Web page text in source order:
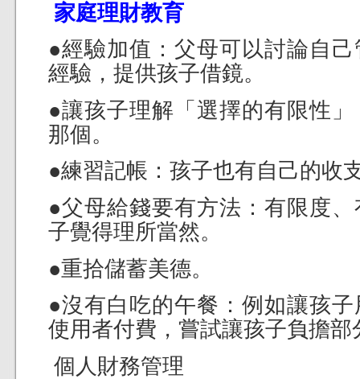
家庭理財教育
●經驗加值：父母可以討論自
經驗，提供孩子借鏡。
●讓孩子理解「選擇的有限性
那個。
●練習記帳：孩子也有自己的收
●父母給錢要有方法：有限度
子覺得理所當然。
●重拾儲蓄美德。
●沒有白吃的午餐：例如讓孩
使用者付費，嘗試讓孩子負擔部
個人財務管理